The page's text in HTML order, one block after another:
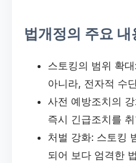
법개정의 주요 내
스토킹의 범위 확
아니라, 전자적 수
사전 예방조치의
즉시 긴급조치를
처벌 강화: 스토킹
되어 보다 엄격한